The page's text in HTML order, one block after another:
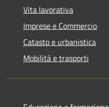
Vita lavorativa
Imprese e Commercio
Catasto e urbanistica
Mobilità e trasporti